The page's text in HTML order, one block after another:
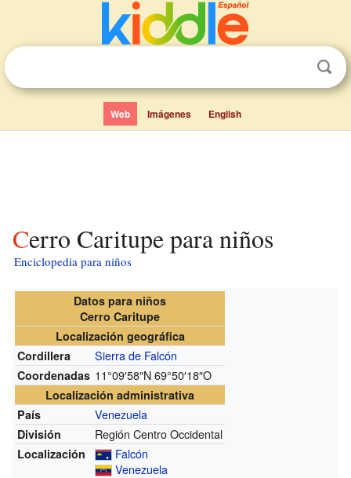
Web Imágenes English
Cerro Caritupe para niños
Enciclopedia para niños
Datos para niños
Cerro Caritupe
Localización geográfica
Cordillera
Sierra de Falcón
Coordenadas 11°09′58″N69°50′18″O
Localización administrativa
País
Venezuela
División Región Centro Occidental
Localización
Falcón
Venezuela